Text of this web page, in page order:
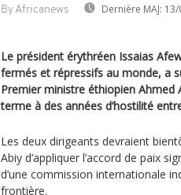
By Africanews Dernière MAJ:
Le président érythréen Issaias
fermés et répressifs au monde, a
Premier ministre éthiopien
terme à des années d’hostilité
Les deux dirigeants devraient
Abiy d’appliquer l’accord de paix
d’une commission internationale
frontière.